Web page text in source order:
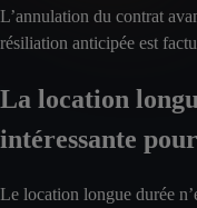
L’annulation du contrat
résiliation anticipée est
La location
intéressante
Le location longue durée